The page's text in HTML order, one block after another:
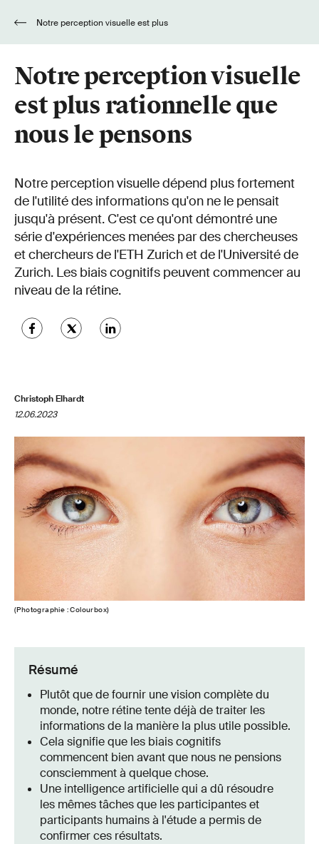
Notre perception visuelle
est plus rationnelle que
nous le pensons
Notre perception visuelle dépend plus fortement
de l'utilité des informations qu'on ne le pensait
jusqu'à présent. C'est ce qu'ont démontré une
série d'expériences menées par des chercheuses
et chercheurs de l'ETH Zurich et de l'Université de
Zurich. Les biais cognitifs peuvent commencer au
niveau de la rétine.
Christoph Elhardt
12.06.2023
(Photographie : Colourbox)
Résumé
Plutôt que de fournir une vision complète du
monde, notre rétine tente déjà de traiter les
informations de la manière la plus utile possible.
Cela signifie que les biais cognitifs
commencent bien avant que nous ne pensions
consciemment à quelque chose.
Une intelligence artificielle qui a dû résoudre
les mêmes tâches que les participantes et
participants humains à l'étude a permis de
confirmer ces résultats.